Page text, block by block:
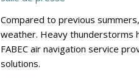
Compared to previous
weather. Heavy thunderstorms
FABEC air navigation service
solutions.